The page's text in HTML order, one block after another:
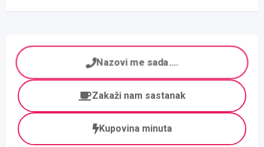
Nazovi me sada....
Zakaži nam sastanak
Kupovina minuta